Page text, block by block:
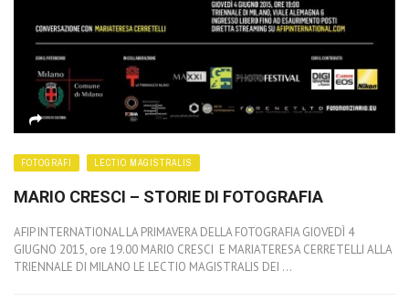
FOTOGRAFI LECTIO MAGISTRALIS
MARIO CRESCI – STORIE DI FOTOGRAFIA
AFIP INTERNATIONAL LA PRIMAVERA DELLA FOTOGRAFIA GIOVEDÌ 4
GIUGNO 2015, ore 19.00 MARIO CRESCI E MARIATERESA CERRETELLI ALLA
TRIENNALE DI MILANO LE LECTIO MAGISTRALIS DEI ...